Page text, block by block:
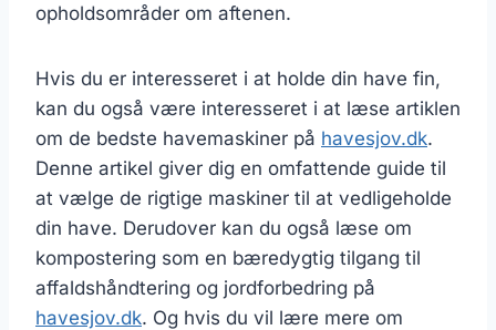
opholdsområder om aftenen.
Hvis du er interesseret i at holde din have fin,
kan du også være interesseret i at læse artiklen
om de bedste havemaskiner på havesjov.dk.
Denne artikel giver dig en omfattende guide til
at vælge de rigtige maskiner til at vedligeholde
din have. Derudover kan du også læse om
kompostering som en bæredygtig tilgang til
affaldshåndtering og jordforbedring på
havesjov.dk. Og hvis du vil lære mere om